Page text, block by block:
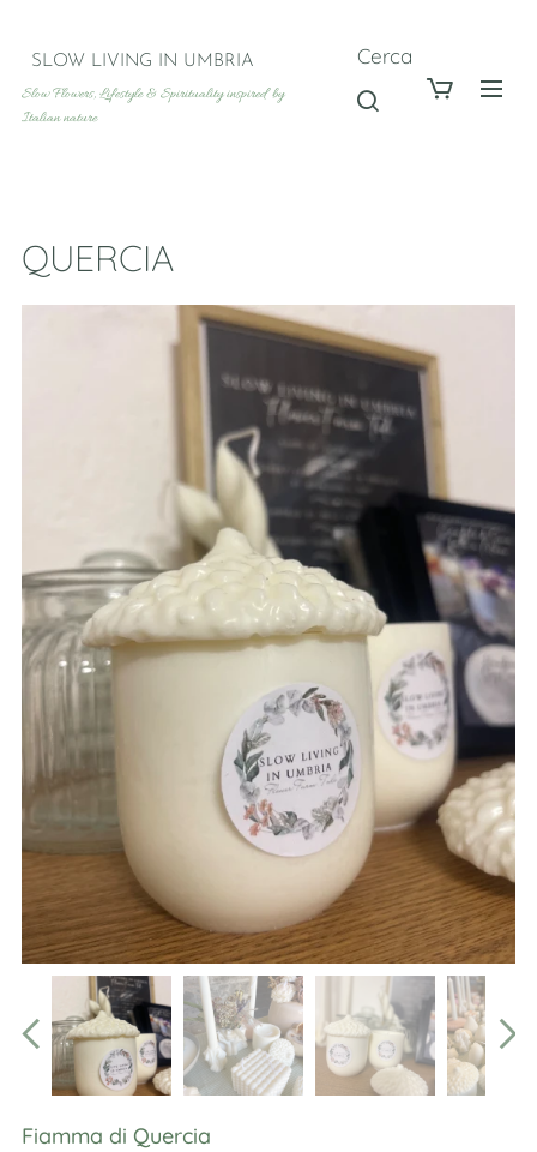
SLOW LIVING IN UMBRIA
Slow Flowers, Lifestyle & Spirituality inspired by
Italian nature
Cerca
QUERCIA
Fiamma di Quercia